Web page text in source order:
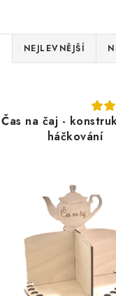
NEJLEVNĚJŠÍ
Čas na čaj -
háčkování